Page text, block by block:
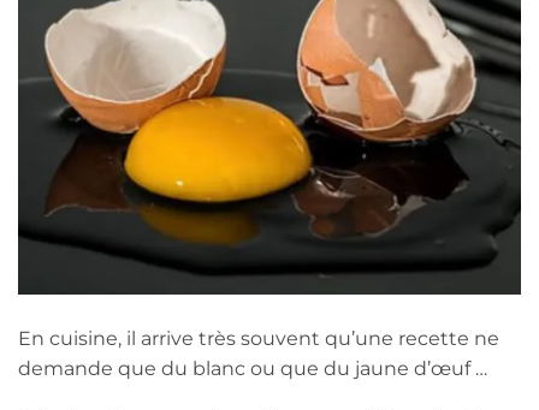
En cuisine, il arrive très souvent qu’une recette ne
demande que du blanc ou que du jaune d’œuf …